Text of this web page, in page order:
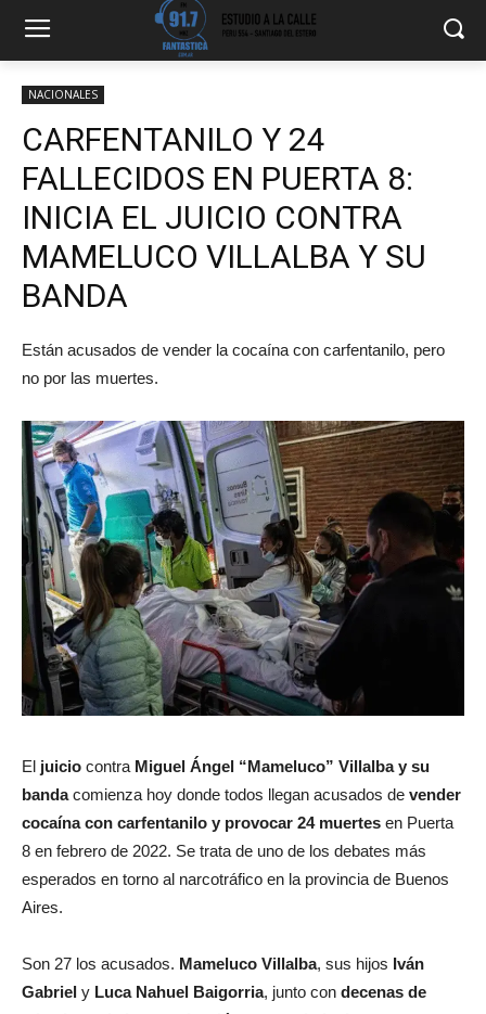
NACIONALES
CARFENTANILO Y 24
FALLECIDOS EN PUERTA 8:
INICIA EL JUICIO CONTRA
MAMELUCO VILLALBA Y SU
BANDA
Están acusados de vender la cocaína con carfentanilo, pero
no por las muertes.
El juicio contra Miguel Ángel “Mameluco” Villalba y su
bandacomienza hoy donde todos llegan acusados de vender
cocaína con carfentanilo y provocar 24 muertes en Puerta
8 en febrero de 2022. Se trata de uno de los debates más
esperados en torno al narcotráfico en la provincia de Buenos
Aires.
Son 27 los acusados. Mameluco Villalba, sus hijos Iván
Gabriel y Luca Nahuel Baigorria, junto con decenas de